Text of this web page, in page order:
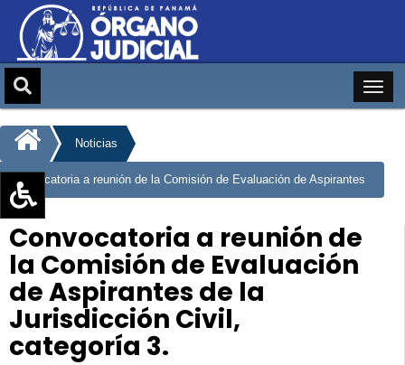
Aumentar texto (+)
Reducir texto (-)
Restablecer texto
Escala de Brillo
Escala de grises
Noticias
Convocatoria a reunión de la Comisión de Evaluación de Aspirantes
Convocatoria a reunión de
la Comisión de Evaluación
de Aspirantes de la
Jurisdicción Civil,
categoría 3.